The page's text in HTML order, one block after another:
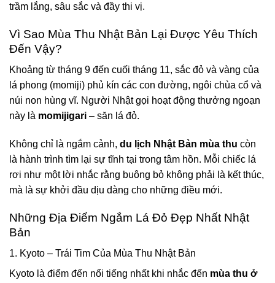
trầm lắng, sâu sắc và đầy thi vị.
Vì Sao Mùa Thu Nhật Bản Lại Được Yêu Thích
Đến Vậy?
Khoảng từ tháng 9 đến cuối tháng 11, sắc đỏ và vàng của
lá phong (momiji) phủ kín các con đường, ngôi chùa cổ và
núi non hùng vĩ. Người Nhật gọi hoạt động thưởng ngoạn
này là momijigari – săn lá đỏ.
Không chỉ là ngắm cảnh, du lịch Nhật Bản mùa thu còn
là hành trình tìm lại sự tĩnh tại trong tâm hồn. Mỗi chiếc lá
rơi như một lời nhắc rằng buông bỏ không phải là kết thúc,
mà là sự khởi đầu dịu dàng cho những điều mới.
Những Địa Điểm Ngắm Lá Đỏ Đẹp Nhất Nhật
Bản
1. Kyoto – Trái Tim Của Mùa Thu Nhật Bản
Kyoto là điểm đến nổi tiếng nhất khi nhắc đến mùa thu ở